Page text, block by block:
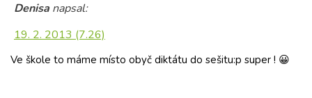
Denisa napsal:
19. 2. 2013 (7.26)
Ve škole to máme místo obyč diktátu do sešitu:p super ! 😀